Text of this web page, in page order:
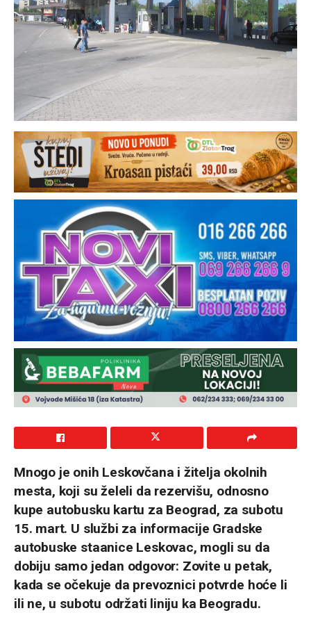
Mnogo je onih Leskovčana i žitelja okolnih
mesta, koji su želeli da rezervišu, odnosno
kupe autobusku kartu za Beograd, za subotu
15. mart. U službi za informacije Gradske
autobuske staanice Leskovac, mogli su da
dobiju samo jedan odgovor: Zovite u petak,
kada se očekuje da prevoznici potvrde hoće li
ili ne, u subotu održati liniju ka Beogradu.